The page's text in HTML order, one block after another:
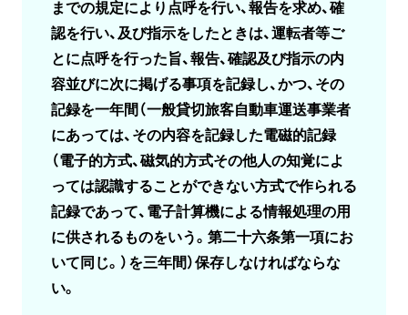
までの規定により点呼を行い、報告を求め、確
認を行い、及び指示をしたときは、運転者等ご
とに点呼を行った旨、報告、確認及び指示の内
容並びに次に掲げる事項を記録し、かつ、その
記録を一年間（一般貸切旅客自動車運送事業者
にあっては、その内容を記録した電磁的記録
（電子的方式、磁気的方式その他人の知覚によ
っては認識することができない方式で作られる
記録であって、電子計算機による情報処理の用
に供されるものをいう。第二十六条第一項にお
いて同じ。）を三年間）保存しなければならな
い。